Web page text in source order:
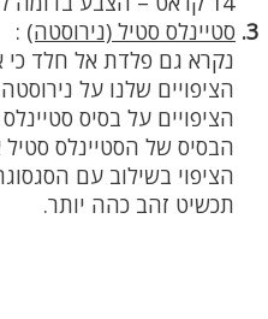
3. סטיינלס סטיל (נירוסטה) :
נקרא גם פלדת אל חלד כי
הציפויים שלנו על
הציפויים על בסיס
הבסיס של הסטיינלס סטיל
הציפוי בשילוב עם
תכשיט זהב כהה יותר.